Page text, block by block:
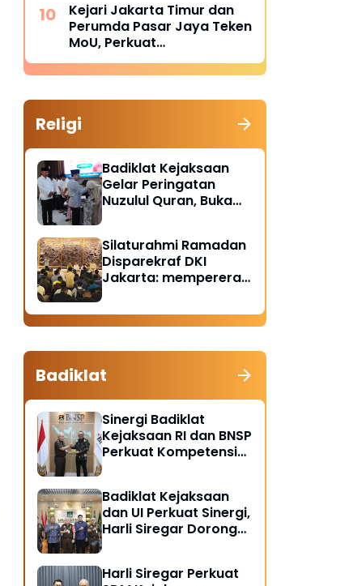
Penuntut Umum Kejari
Jakpus
Kejari Jakarta Timur dan
Perumda Pasar Jaya Teken
MoU, Perkuat
Pendampingan Hukum
untuk Cegah Sengketa
Religi
Badiklat Kejaksaan
Gelar Peringatan
Nuzulul Quran, Buka
Piatu
Silaturahmi Ramadan
Disparekraf DKI
Jakarta: mempererat
soliditas
Badiklat
Sinergi Badiklat
Kejaksaan RI dan BNSP
Perkuat Kompetensi
Badiklat Kejaksaan
dan UI Perkuat Sinergi,
Harli Siregar Dorong
Harli Siregar Perkuat